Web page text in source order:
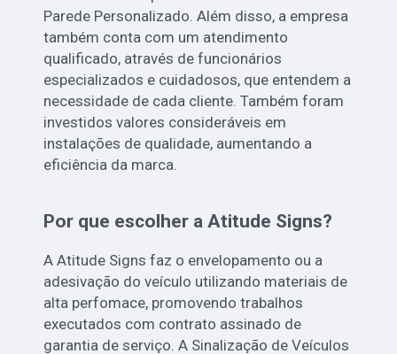
Parede Personalizado. Além disso, a empresa
também conta com um atendimento
qualificado, através de funcionários
especializados e cuidadosos, que entendem a
necessidade de cada cliente. Também foram
investidos valores consideráveis em
instalações de qualidade, aumentando a
eficiência da marca.
Por que escolher a Atitude Signs?
A Atitude Signs faz o envelopamento ou a
adesivação do veículo utilizando materiais de
alta perfomace, promovendo trabalhos
executados com contrato assinado de
garantia de serviço. A Sinalização de Veículos